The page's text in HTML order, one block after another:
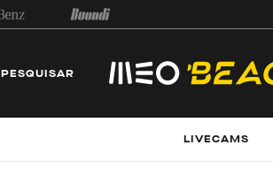
PESQUISAR
LIVECAMS